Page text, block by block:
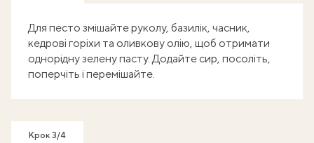
Для песто змішайте руколу, базилік, часник,
кедрові горіхи та оливкову олію, щоб отримати
однорідну зелену пасту. Додайте сир, посоліть,
поперчіть і перемішайте.
Крок 3/4